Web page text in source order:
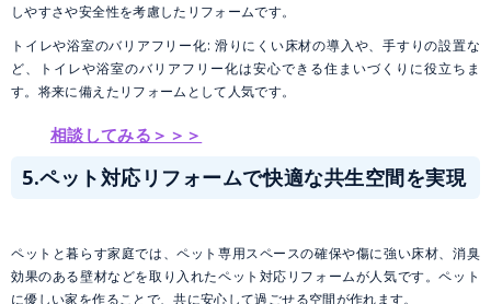
しやすさや安全性を考慮したリフォームです。
トイレや浴室のバリアフリー化: 滑りにくい床材の導入や、手すりの設置な
ど、トイレや浴室のバリアフリー化は安心できる住まいづくりに役立ちま
す。将来に備えたリフォームとして人気です。
相談してみる＞＞＞
5.ペット対応リフォームで快適な共生空間を実現
ペットと暮らす家庭では、ペット専用スペースの確保や傷に強い床材、消臭
効果のある壁材などを取り入れたペット対応リフォームが人気です。ペット
に優しい家を作ることで、共に安心して過ごせる空間が作れます。